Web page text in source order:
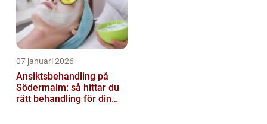
07 januari 2026
Ansiktsbehandling på
Södermalm: så hittar du
rätt behandling för din